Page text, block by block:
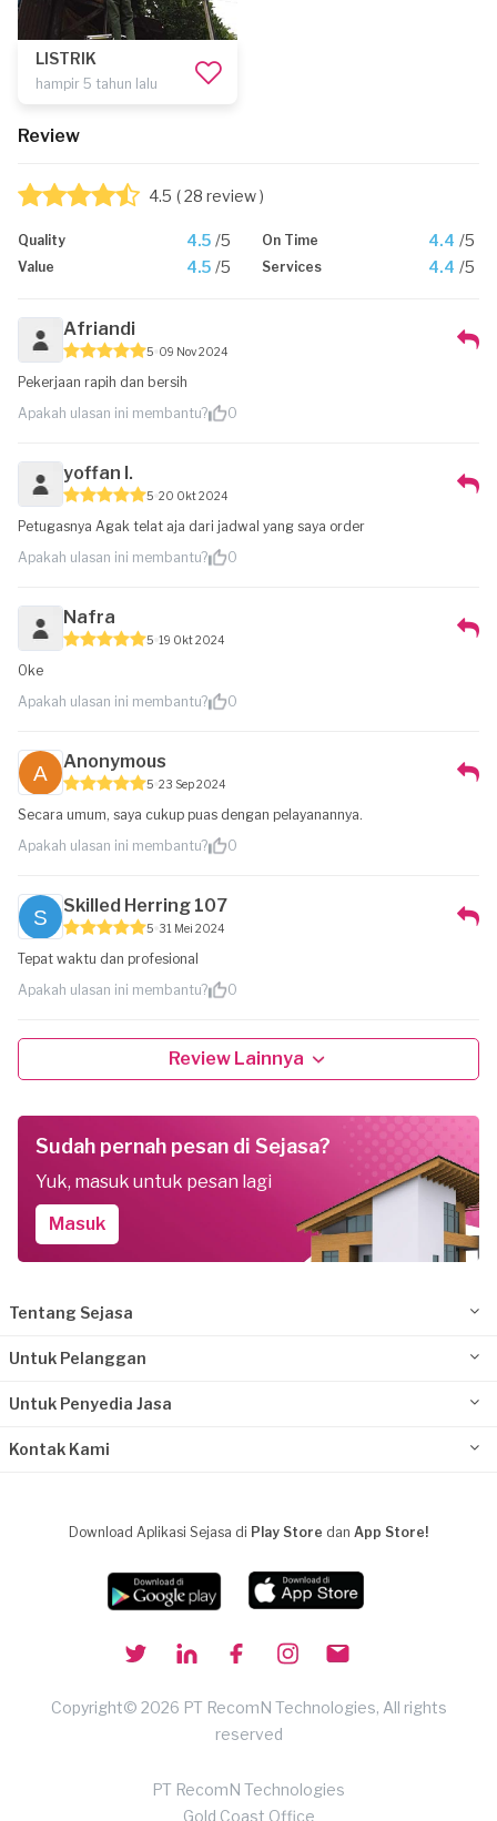
LISTRIK
hampir 5 tahun lalu
Review
4.5 ( 28 review )
Quality 4.5 /5 On Time 4.4 /5
Value 4.5 /5 Services 4.4 /5
Afriandi
5 09 Nov 2024
Pekerjaan rapih dan bersih
Apakah ulasan ini membantu?
0
yoffan I.
5 20 Okt 2024
Petugasnya Agak telat aja dari jadwal yang saya order
Apakah ulasan ini membantu?
0
Nafra
5 19 Okt 2024
Oke
Apakah ulasan ini membantu?
0
Anonymous
5 23 Sep 2024
Secara umum, saya cukup puas dengan pelayanannya.
Apakah ulasan ini membantu?
0
Skilled Herring 107
5 31 Mei 2024
Tepat waktu dan profesional
Apakah ulasan ini membantu?
0
Review Lainnya
Sudah pernah pesan di Sejasa?
Yuk, masuk untuk pesan lagi
Masuk
Tentang Sejasa
Untuk Pelanggan
Untuk Penyedia Jasa
Kontak Kami
Download Aplikasi Sejasa di Play Store dan App Store!
Copyright© 2026 PT RecomN Technologies, All rights
reserved
PT RecomN Technologies
Gold Coast Office